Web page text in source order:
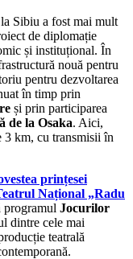
Sibiu a fost mai mult
de diplomație
și instituțional. În
nouă pentru
pentru dezvoltarea
în timp prin
și prin participarea
de la Osaka. Aici,
3 km, cu transmisii în
prințesei
Național „Radu
programul Jocurilor
dintre cele mai
teatrală